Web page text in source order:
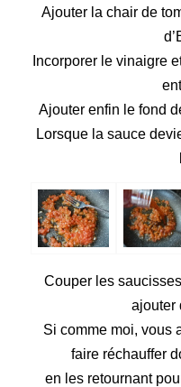
Ajouter la chair de
Incorporer le vinaigre
Ajouter enfin le fond
Lorsque la sauce
Couper les
ajouter
Si comme moi, vous
faire réchauffer
en les retournant